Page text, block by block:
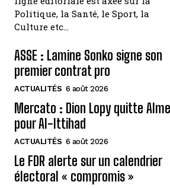
Politique, la Santé, le Sport, la
Culture etc…
ASSE : Lamine Sonko signe son
premier contrat pro
ACTUALITÉS 6 août 2026
Mercato : Dion Lopy quitte
pour Al-Ittihad
ACTUALITÉS 6 août 2026
Le FDR alerte sur un calendrier
électoral « compromis »